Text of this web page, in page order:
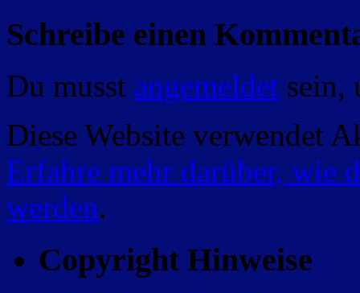
Schreibe einen
Du musst angemeldet sein,
Diese Website verwendet
Erfahre mehr darüber, wie
werden.
Copyright Hinweise